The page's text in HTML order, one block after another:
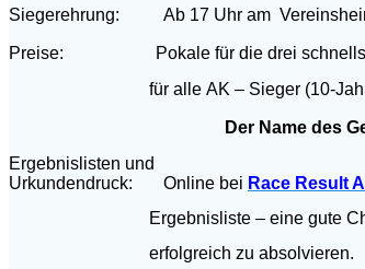
Siegerehrung: Ab 17 Uhr am
Preise: Pokale für die drei schnellsten
für alle AK – Sieger (10-
Der Name des
Ergebnislisten und
Urkundendruck: Online bei Race Result
Ergebnisliste – eine gute
erfolgreich zu absolvieren.